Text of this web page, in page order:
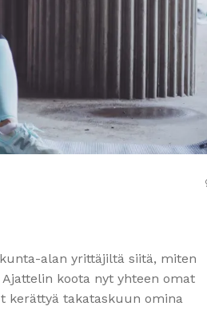
alan yrittäjiltä siitä, miten
koota nyt yhteen omat
kerättyä takataskuun omina